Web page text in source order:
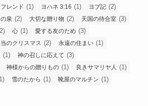
レンド (1) ヨハネ 3:16 (1) ヨブ記 (2)
泉 (2) 大切な贈り物 (2) 天国の待合室 (3)
心 (1) 愛する友のため (3)
のクリスマス (2) 永遠の住まい (1)
(1) 神の召しに応えて (3)
神様からの贈りもの (1) 良きサマリヤ人 (1)
雪のたから (1) 靴屋のマルチン (1)